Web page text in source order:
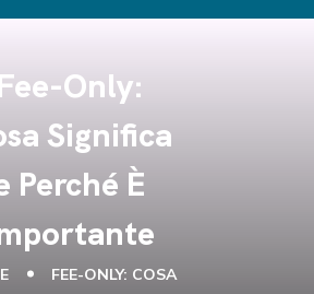
Only:
Significa
Perché È
FEE-ONLY: COSA